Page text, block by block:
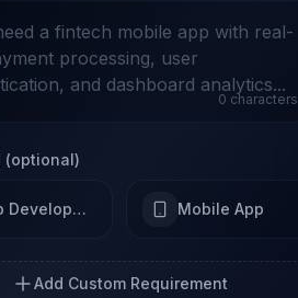
0 characters
(optional)
Development Mobile App
Add Custom Requirement